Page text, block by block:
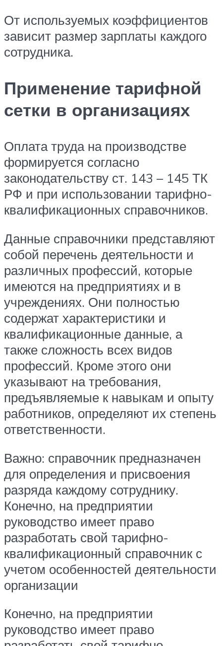
От используемых коэффициентов
зависит размер зарплаты каждого
сотрудника.
Применение тарифной
сетки в организациях
Оплата труда на производстве
формируется согласно
законодательству ст. 143 – 145 ТК
РФ и при использовании тарифно-
квалификационных справочников.
Данные справочники представляют
собой перечень деятельности и
различных профессий, которые
имеются на предприятиях и в
учреждениях. Они полностью
содержат характеристики и
квалификационные данные, а
также сложность всех видов
профессий. Кроме этого они
указывают на требования,
предъявляемые к навыкам и опыту
работников, определяют их степень
ответственности.
Важно: справочник предназначен
для определения и присвоения
разряда каждому сотруднику.
Конечно, на предприятии
руководство имеет право
разработать свой тарифно-
квалификационный справочник с
учетом особенностей деятельности
организации
Конечно, на предприятии
руководство имеет право